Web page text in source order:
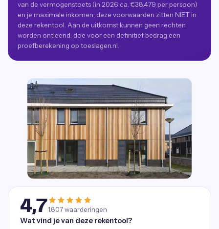
van de vermogenstoets (in 2026 ca. €38.479 per persoon)
en je maximale inkomen; deze voorwaarden zitten NIET in
deze rekentool. Aan de uitkomst kunnen geen rechten
worden ontleend; doe voor een definitief bedrag een
proefberekening op toeslagen.nl.
4,71.807waarderingen
Wat vind je van deze rekentool?